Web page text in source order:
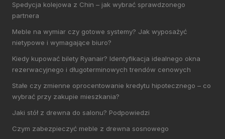
Spedycja kolejowa z Chin – jak wybrać sprawdzonego
partnera
Meble na wymiar czy gotowe systemy? Jak wyposażyć
nietypowe i wymagające biuro?
Kiedy kupować bilety Ryanair? Identyfikacja idealnego okna
rezerwacyjnego i długoterminowych trendów cenowych
Stałe czy zmienne oprocentowanie kredytu hipotecznego – co
wybrać przy zakupie mieszkania?
Jaki stół z drewna do salonu? Podpowiedzi
Czym zabezpieczyć meble z drewna sosnowego